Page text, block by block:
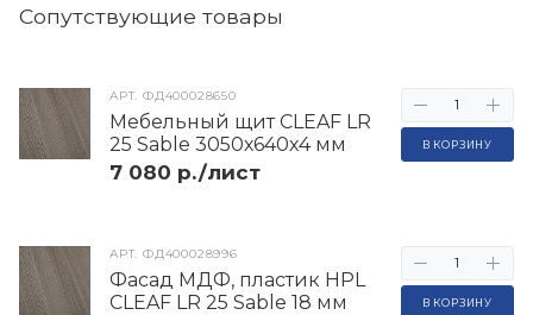
Cопутствующие товары
АРТ.ФД400028996
Фасад МДФ, пластик HPL
CLEAF LR 25 Sable 18 мм
В КОРЗИНУ
АРТ.ФД400028650
Мебельный щит CLEAF LR
25 Sable 3050х640х4 мм
7 080 р./лист
В КОРЗИНУ